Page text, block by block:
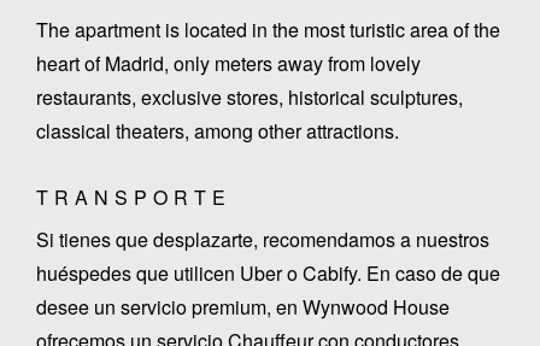
The apartment is located in the most turistic area of the
heart of Madrid, only meters away from lovely
restaurants, exclusive stores, historical sculptures,
classical theaters, among other attractions.
TRANSPORTE
Si tienes que desplazarte, recomendamos a nuestros
huéspedes que utilicen Uber o Cabify. En caso de que
desee un servicio premium, en Wynwood House